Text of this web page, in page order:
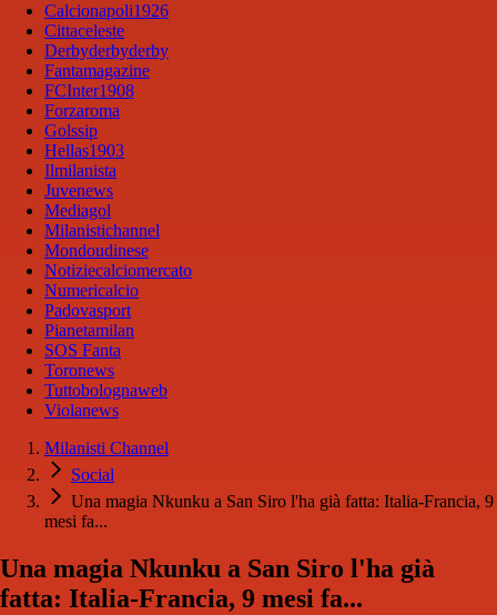
Calcionapoli1926
Cittaceleste
Derbyderbyderby
Fantamagazine
FCInter1908
Forzaroma
Golssip
Hellas1903
Ilmilanista
Juvenews
Mediagol
Milanistichannel
Mondoudinese
Notiziecalciomercato
Numericalcio
Padovasport
Pianetamilan
SOS Fanta
Toronews
Tuttobolognaweb
Violanews
Milanisti Channel
Social
Una magia Nkunku a San Siro l'ha già fatta: Italia-Francia, 9
mesi fa...
Una magia Nkunku a San Siro l'ha già
fatta: Italia-Francia, 9 mesi fa...